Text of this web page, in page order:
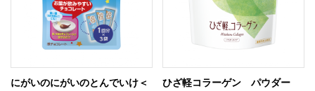
にがいのにがいのとんでいけ＜
ひざ軽コラーゲン パウダー